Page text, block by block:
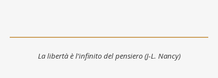
La libertà è l’infinito del pensiero (J-L. Nancy)